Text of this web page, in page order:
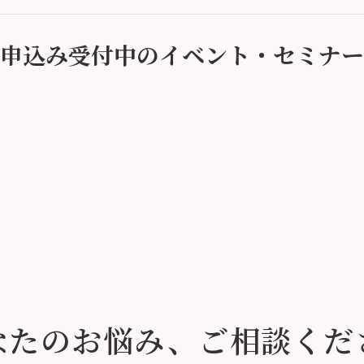
申込み受付中のイベント・セミナー
のお悩み、 ご相談く